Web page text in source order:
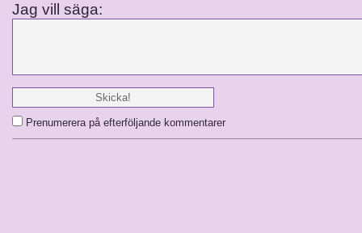
Jag vill säga:
Prenumerera på efterföljande kommentarer